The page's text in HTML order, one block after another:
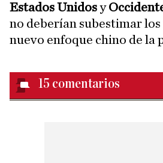
Estados Unidosy
no deberían subestimar los
nuevo enfoque chino de la
15 comentarios